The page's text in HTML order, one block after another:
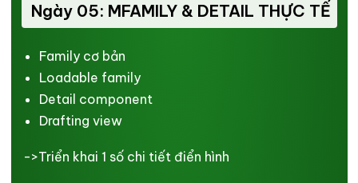
Ngày 05: MFAMILY & DETAIL THỰC TẾ
Family cơ bản
Loadable family
Detail component
Drafting view
->Triển khai 1 số chi tiết điển hình